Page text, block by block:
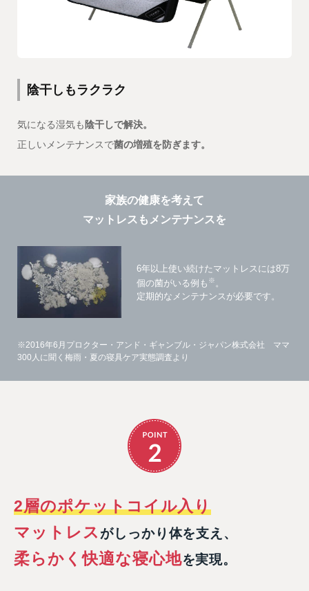
陰干しもラクラク
気になる湿気も 陰干しで解決。
正しいメンテナンスで菌の増殖を防ぎます。
家族の健康を考えて
マットレスもメンテナンスを
6年以上使い続けたマットレスには8万
個の菌がいる例も ※ 。
定期的なメンテナンスが必要です。
※2016年6月プロクター・アンド・ギャンブル・ジャパン株式会社 ママ
300人に聞く梅雨・夏の寝具ケア実態調査より
2層のポケットコイル入り
マットレスがしっかり体を支え、
柔らかく快適な寝心地を実現。